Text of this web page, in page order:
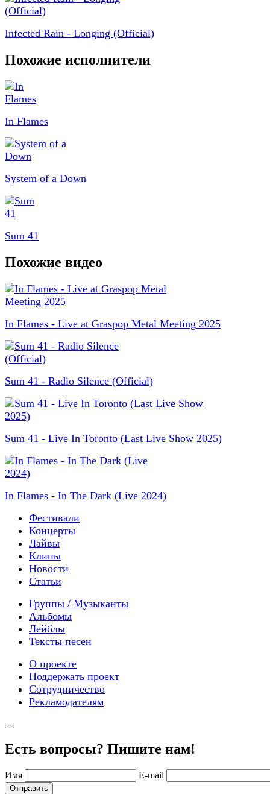
Infected Rain - Longing (Official)
Похожие исполнители
In Flames
System of a Down
Sum 41
Похожие видео
In Flames - Live at Graspop Metal Meeting 2025
Sum 41 - Radio Silence (Official)
Sum 41 - Live In Toronto (Last Live Show 2025)
In Flames - In The Dark (Live 2024)
Фестивали
Концерты
Лайвы
Клипы
Новости
Статьи
Группы / Музыканты
Альбомы
Лейблы
Тексты песен
О проекте
Поддержать проект
Сотрудничество
Рекламодателям
Есть вопросы? Пишите нам!
Имя E-mail